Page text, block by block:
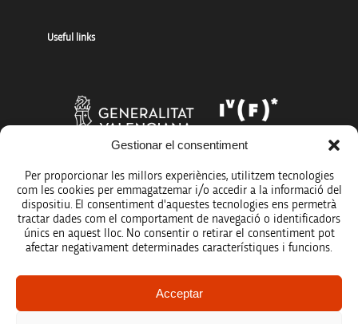
Gestionar el consentiment
Per proporcionar les millors experiències, utilitzem tecnologies
com les cookies per emmagatzemar i/o accedir a la informació del
dispositiu. El consentiment d'aquestes tecnologies ens permetrà
tractar dades com el comportament de navegació o identificadors
únics en aquest lloc. No consentir o retirar el consentiment pot
afectar negativament determinades característiques i funcions.
Acceptar
Useful links
Legal notice